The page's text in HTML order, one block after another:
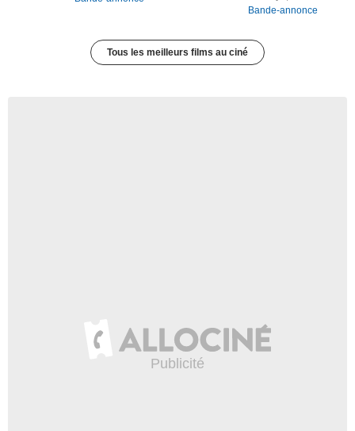
Bande-annonce
Tous les meilleurs films au ciné